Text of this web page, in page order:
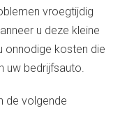
vroegtijdig
u deze kleine
kosten die
uw bedrijfsauto.
de volgende